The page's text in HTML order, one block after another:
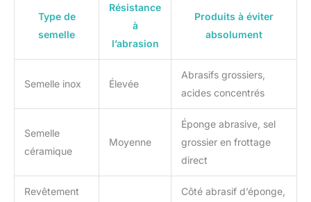
Type de
semelle
Résistance
à
l’abrasion
Produits à éviter
absolument
Semelle inox Élevée
Abrasifs grossiers,
acides concentrés
Semelle
céramique
Moyenne
Éponge abrasive, sel
grossier en frottage
direct
Revêtement
Côté abrasif d’éponge,